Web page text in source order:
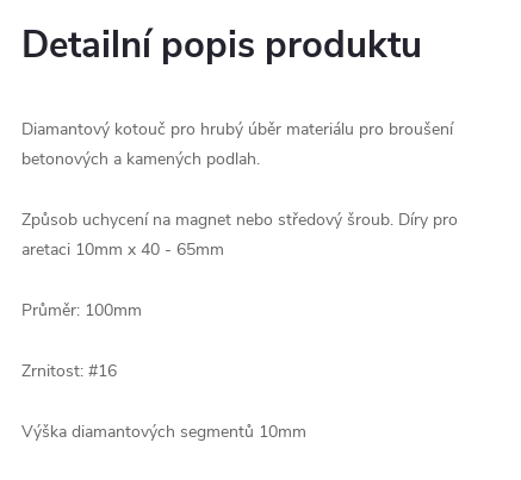
Detailní popis produktu
Diamantový kotouč pro hrubý úběr materiálu pro broušení
betonových a kamených podlah.
Způsob uchycení na magnet nebo středový šroub. Díry pro
aretaci 10mm x 40 - 65mm
Průměr: 100mm
Zrnitost: #16
Výška diamantových segmentů 10mm